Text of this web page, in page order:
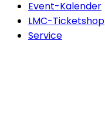
Event-Kalender
LMC-Ticketshop
Service